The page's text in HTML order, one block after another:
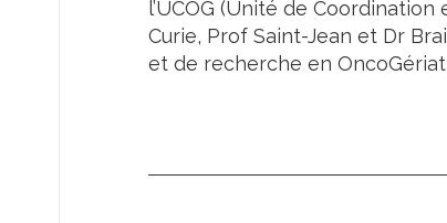
l’UCOG (Unité de
Curie, Prof Saint-Jean et Dr
et de recherche en